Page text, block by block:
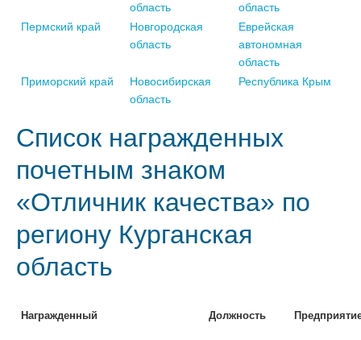
область
область
Пермский край
Новгородская
область
Еврейская
автономная
область
Приморский край
Новосибирская
область
Республика Крым
Список награжденных
почетным знаком
«Отличник качества» по
региону Курганская
область
Награжденный Должность